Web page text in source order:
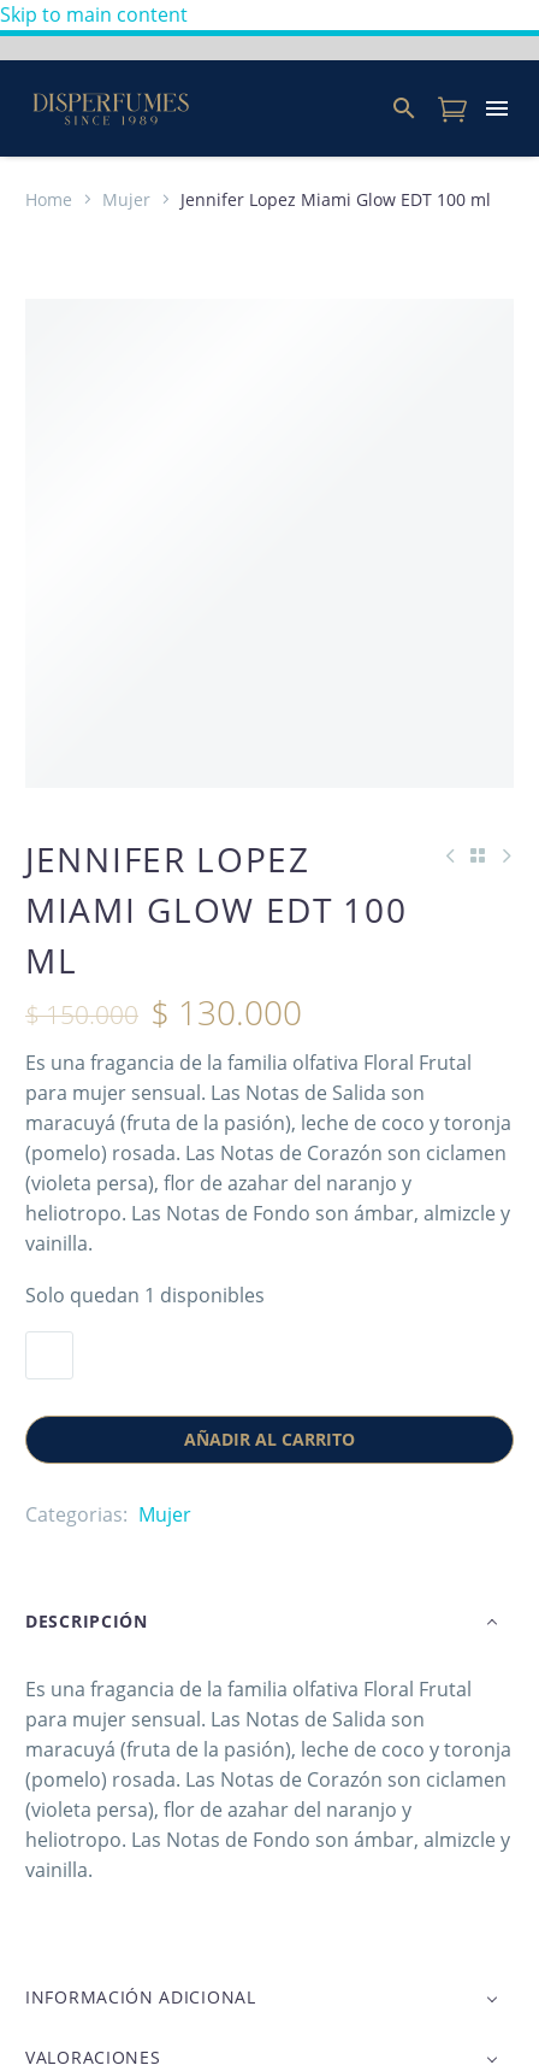
Skip to main content
Home Mujer Jennifer Lopez Miami Glow EDT 100 ml
JENNIFER LOPEZ
MIAMI GLOW EDT 100
ML
$150.000 $ 130.000
Es una fragancia de la familia olfativa Floral Frutal
para mujer sensual. Las Notas de Salida son
maracuyá (fruta de la pasión), leche de coco y toronja
(pomelo) rosada. Las Notas de Corazón son ciclamen
(violeta persa), flor de azahar del naranjo y
heliotropo. Las Notas de Fondo son ámbar, almizcle y
vainilla.
Solo quedan 1 disponibles
AÑADIR AL CARRITO
Categorias: Mujer
DESCRIPCIÓN
Es una fragancia de la familia olfativa Floral Frutal
para mujer sensual. Las Notas de Salida son
maracuyá (fruta de la pasión), leche de coco y toronja
(pomelo) rosada. Las Notas de Corazón son ciclamen
(violeta persa), flor de azahar del naranjo y
heliotropo. Las Notas de Fondo son ámbar, almizcle y
vainilla.
INFORMACIÓN ADICIONAL
VALORACIONES